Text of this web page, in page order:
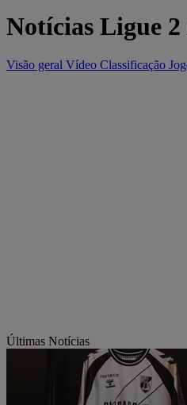
Notícias Ligue
Visão geral Vídeo Classificação
Últimas Notícias